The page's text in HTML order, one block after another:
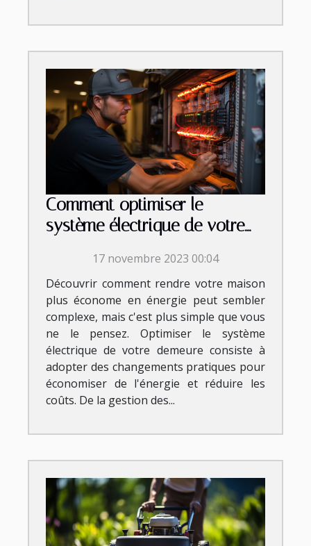
Comment optimiser le
système électrique de votre
17 novembre 2023 00:04
Découvrir comment rendre votre maison
plus économe en énergie peut sembler
complexe, mais c'est plus simple que vous
ne le pensez. Optimiser le système
électrique de votre demeure consiste à
adopter des changements pratiques pour
économiser de l'énergie et réduire les
coûts. De la gestion des...